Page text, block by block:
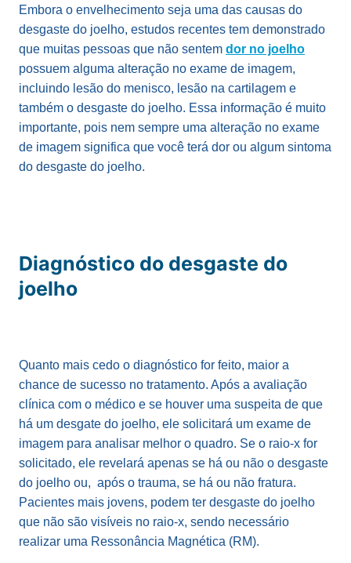
Embora o envelhecimento seja uma das causas do
desgaste do joelho, estudos recentes tem demonstrado
que muitas pessoas que não sentem dor no joelho
possuem alguma alteração no exame de imagem,
incluindo lesão do menisco, lesão na cartilagem e
também o desgaste do joelho. Essa informação é muito
importante, pois nem sempre uma alteração no exame
de imagem significa que você terá dor ou algum sintoma
do desgaste do joelho.
Diagnóstico do desgaste do
joelho
Quanto mais cedo o diagnóstico for feito, maior a
chance de sucesso no tratamento. Após a avaliação
clínica com o médico e se houver uma suspeita de que
há um desgate do joelho, ele solicitará um exame de
imagem para analisar melhor o quadro. Se o raio-x for
solicitado, ele revelará apenas se há ou não o desgaste
do joelho ou, após o trauma, se há ou não fratura.
Pacientes mais jovens, podem ter desgaste do joelho
que não são visíveis no raio-x, sendo necessário
realizar uma Ressonância Magnética (RM).